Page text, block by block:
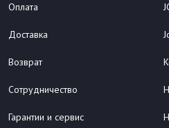
Оплата
Доставка
Возврат
Сотрудничество
Гарантии и сервис